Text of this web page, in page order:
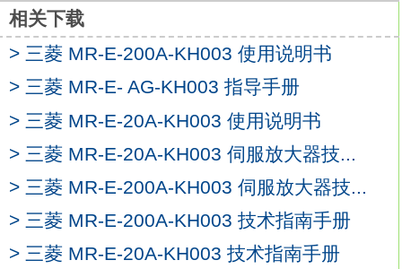
转子转动的角度三菱MR-E-20AG-
KH003MR-E-20AG-KH003
伺服电机的精度决定于编码器的精度（线
数）。伺服电机系列：低惯量，中功率。
额定输出：3.0kw。
额定转速：2000r/min。
电磁制动器：带有。
轴端规格：标准（直轴）。
特点：低惯量广泛应用于通用机械三菱MR-
E-20AG-KH003。
IP等级：IP65。
相关下载
> 三菱 MR-E-200A-KH003 使用说明书
> 三菱 MR-E- AG-KH003 指导手册
> 三菱 MR-E-20A-KH003 使用说明书
> 三菱 MR-E-20A-KH003 伺服放大器技...
> 三菱 MR-E-200A-KH003 伺服放大器技...
> 三菱 MR-E-200A-KH003 技术指南手册
> 三菱 MR-E-20A-KH003 技术指南手册